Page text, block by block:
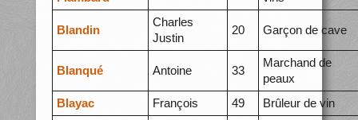
Blandin
Charles
Justin
20 Garçon de cave
Blanqué Antoine 33
Marchand de
peaux
Blayac
François 49 Brûleur de vin